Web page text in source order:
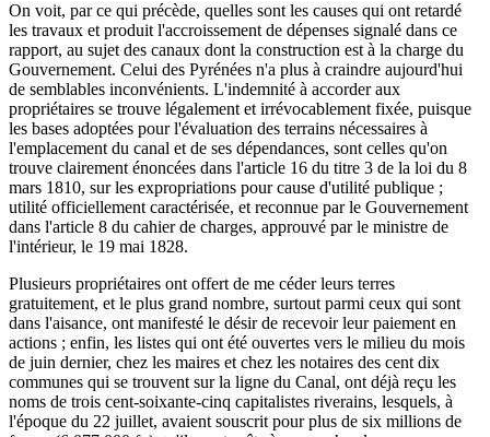
On voit, par ce qui précède, quelles sont les causes qui ont retardé
les travaux et produit l'accroissement de dépenses signalé dans ce
rapport, au sujet des canaux dont la construction est à la charge du
Gouvernement. Celui des Pyrénées n'a plus à craindre aujourd'hui
de semblables inconvénients. L'indemnité à accorder aux
propriétaires se trouve légalement et irrévocablement fixée, puisque
les bases adoptées pour l'évaluation des terrains nécessaires à
l'emplacement du canal et de ses dépendances, sont celles qu'on
trouve clairement énoncées dans l'article 16 du titre 3 de la loi du 8
mars 1810, sur les expropriations pour cause d'utilité publique ;
utilité officiellement caractérisée, et reconnue par le Gouvernement
dans l'article 8 du cahier de charges, approuvé par le ministre de
l'intérieur, le 19 mai 1828.
Plusieurs propriétaires ont offert de me céder leurs terres
gratuitement, et le plus grand nombre, surtout parmi ceux qui sont
dans l'aisance, ont manifesté le désir de recevoir leur paiement en
actions ; enfin, les listes qui ont été ouvertes vers le milieu du mois
de juin dernier, chez les maires et chez les notaires des cent dix
communes qui se trouvent sur la ligne du Canal, ont déjà reçu les
noms de trois cent-soixante-cinq capitalistes riverains, lesquels, à
l'époque du 22 juillet, avaient souscrit pour plus de six millions de